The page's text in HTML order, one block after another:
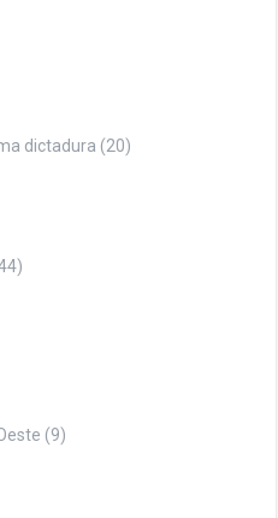
dictadura (20)
(9)